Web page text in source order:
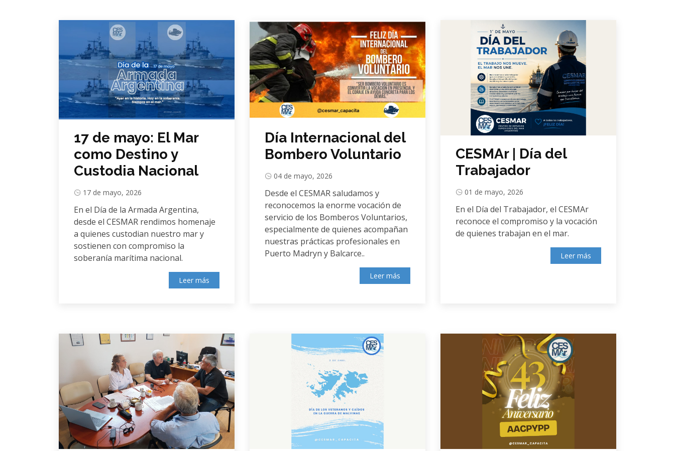
17 de mayo: El Mar
como Destino y
Custodia Nacional
17 de mayo, 2026
En el Día de la Armada Argentina,
desde el CESMAR rendimos homenaje
a quienes custodian nuestro mar y
sostienen con compromiso la
soberanía marítima nacional.
Leer más
Día Internacional del
Bombero Voluntario
04 de mayo, 2026
Desde el CESMAR saludamos y
reconocemos la enorme vocación de
servicio de los Bomberos Voluntarios,
especialmente de quienes acompañan
nuestras prácticas profesionales en
Puerto Madryn y Balcarce..
Leer más
CESMAr | Día del
Trabajador
01 de mayo, 2026
En el Día del Trabajador, el CESMAr
reconoce el compromiso y la vocación
de quienes trabajan en el mar.
Leer más